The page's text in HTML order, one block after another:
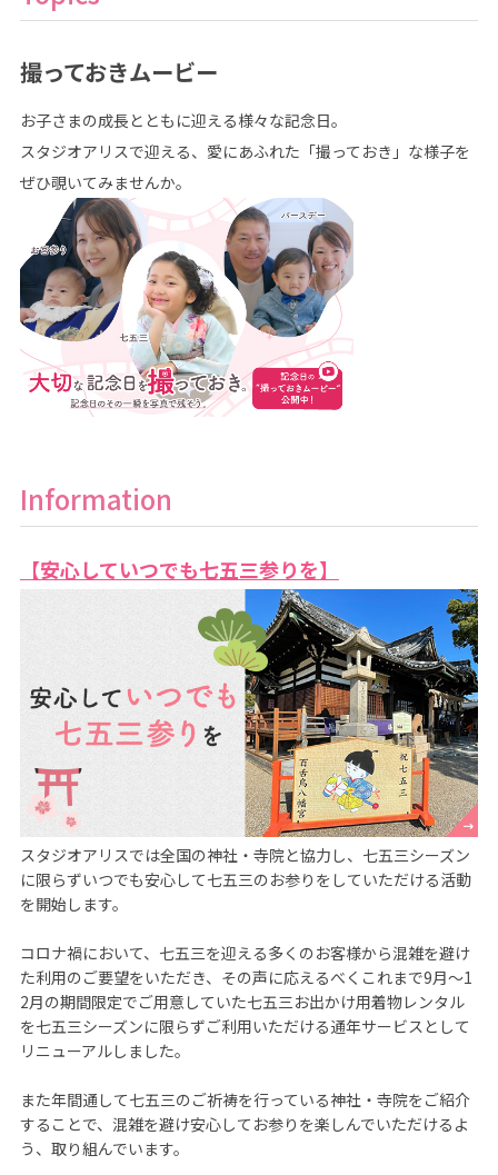
撮っておきムービー
お子さまの成長とともに迎える様々な記念日。
スタジオアリスで迎える、愛にあふれた「撮っておき」な様子を
ぜひ覗いてみませんか。
Information
【安心していつでも七五三参りを】
スタジオアリスでは全国の神社・寺院と協力し、七五三シーズン
に限らずいつでも安心して七五三のお参りをしていただける活動
を開始します。
コロナ禍において、七五三を迎える多くのお客様から混雑を避け
た利用のご要望をいただき、その声に応えるべくこれまで9月～1
2月の期間限定でご用意していた七五三お出かけ用着物レンタル
を七五三シーズンに限らずご利用いただける通年サービスとして
リニューアルしました。
また年間通して七五三のご祈祷を行っている神社・寺院をご紹介
することで、混雑を避け安心してお参りを楽しんでいただけるよ
う、取り組んでいます。